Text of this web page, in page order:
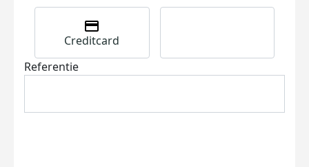
Creditcard
Referentie